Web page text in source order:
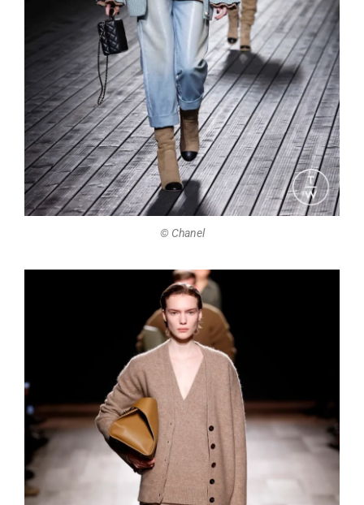
©️ Chanel